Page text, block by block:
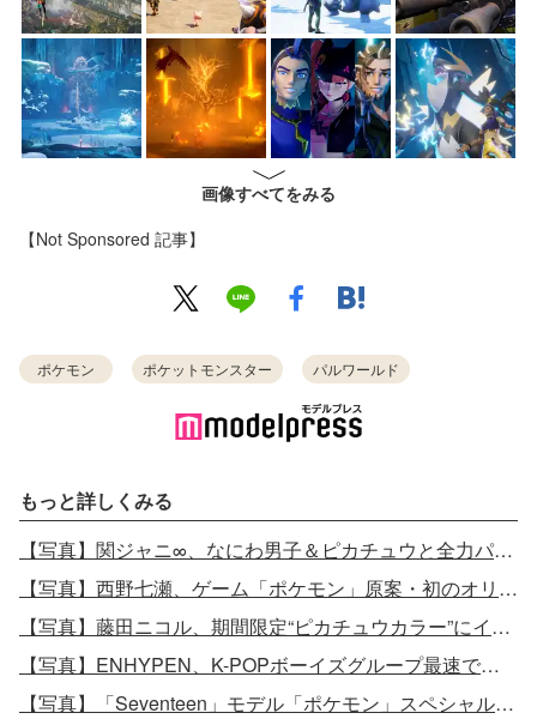
画像すべてをみる
【Not Sponsored 記事】
ポケモン ポケットモンスター パルワールド
もっと詳しくみる
【写真】関ジャニ∞、なにわ男子＆ピカチュウと全力パフォーマンス
【写真】西野七瀬、ゲーム「ポケモン」原案・初のオリジナルドラマ主人公に
【写真】藤田ニコル、期間限定“ピカチュウカラー”にイメチェン
【写真】ENHYPEN、K-POPボーイズグループ最速で初東京ドーム公演実現 大量ピカチュウも登場
【写真】「Seventeen」モデル「ポケモン」スペシャルステージ集結